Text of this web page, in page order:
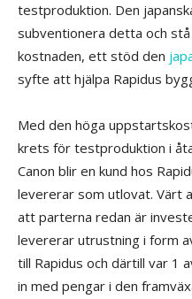
testproduktion. Den
subventionera detta och
kostnaden, ett stöd den
syfte att hjälpa Rapidus
Med den höga
krets för testproduktion i
Canon blir en kund hos
levererar som utlovat. Värt
att parterna redan är
levererar utrustning i form
till Rapidus och därtill var 1
in med pengar i den